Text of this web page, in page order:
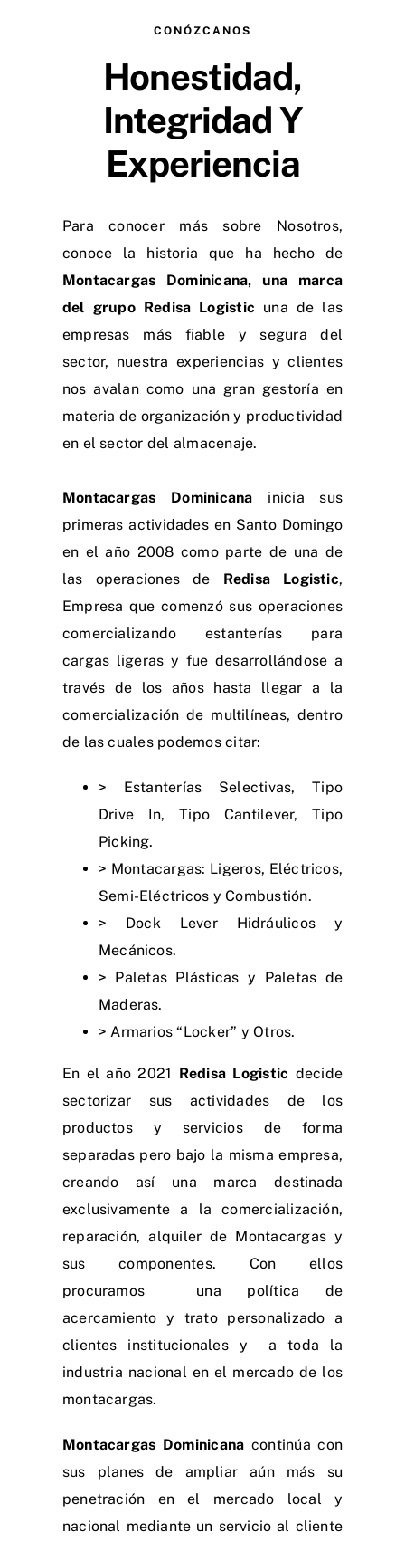
CONÓZCANOS
Honestidad,
Integridad Y
Experiencia
Para conocer más sobre Nosotros,
conoce la historia que ha hecho de
Montacargas Dominicana, una marca
del grupo Redisa Logistic una de las
empresas más fiable y segura del
sector, nuestra experiencias y clientes
nos avalan como una gran gestoría en
materia de organización y productividad
en el sector del almacenaje.
Montacargas Dominicana inicia sus
primeras actividades en Santo Domingo
en el año 2008 como parte de una de
las operaciones de Redisa Logistic,
Empresa que comenzó sus operaciones
comercializando estanterías para
cargas ligeras y fue desarrollándose a
través de los años hasta llegar a la
comercialización de multilíneas, dentro
de las cuales podemos citar:
> Estanterías Selectivas, Tipo
Drive In, Tipo Cantilever, Tipo
Picking.
> Montacargas: Ligeros, Eléctricos,
Semi-Eléctricos y Combustión.
> Dock Lever Hidráulicos y
Mecánicos.
> Paletas Plásticas y Paletas de
Maderas.
> Armarios “Locker” y Otros.
En el año 2021 Redisa Logistic decide
sectorizar sus actividades de los
productos y servicios de forma
separadas pero bajo la misma empresa,
creando así una marca destinada
exclusivamente a la comercialización,
reparación, alquiler de Montacargas y
sus componentes. Con ellos
procuramos una política de
acercamiento y trato personalizado a
clientes institucionales y a toda la
industria nacional en el mercado de los
montacargas.
Montacargas Dominicana continúa con
sus planes de ampliar aún más su
penetración en el mercado local y
nacional mediante un servicio al cliente